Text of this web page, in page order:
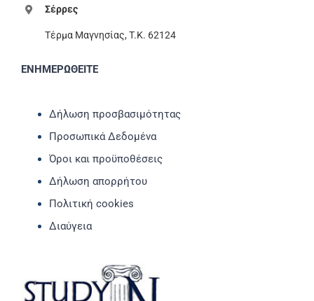
Σέρρες
Τέρμα Μαγνησίας, T.K. 62124
ΕΝΗΜΕΡΩΘΕΙΤΕ
Δήλωση προσβασιμότητας
Προσωπικά Δεδομένα
Όροι και προϋποθέσεις
Δήλωση απορρήτου
Πολιτική cookies
Διαύγεια